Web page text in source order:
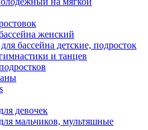
женский
бассейна детские, подросток
и танцев
девочек
мальчиков, мультяшные